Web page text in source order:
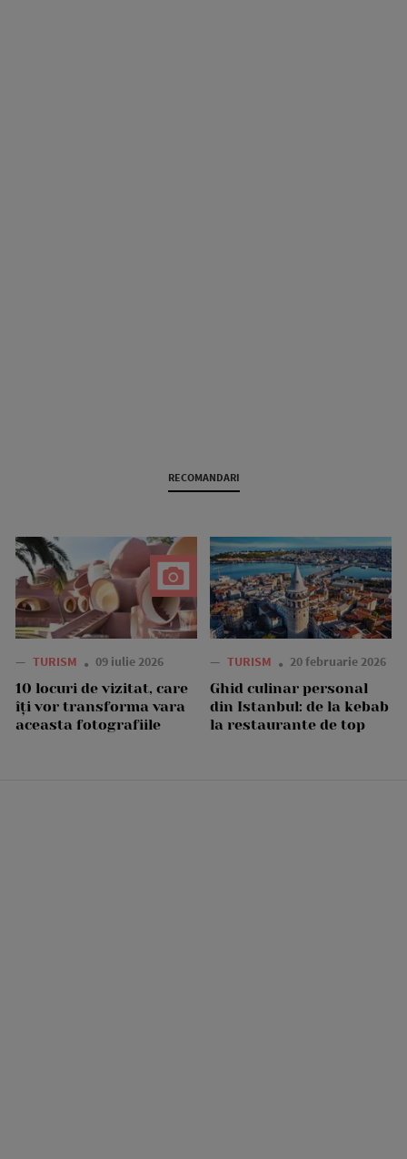
RECOMANDARI
— TURISM 09 iulie 2026
10 locuri de vizitat, care
îți vor transforma vara
aceasta fotografiile
— TURISM 20 februarie 2026
Ghid culinar personal
din Istanbul: de la kebab
la restaurante de top